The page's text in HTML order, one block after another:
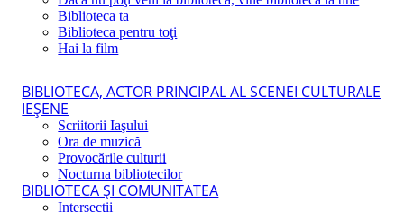
Biblioteca ta
Biblioteca pentru toţi
Hai la film
BIBLIOTECA, ACTOR PRINCIPAL AL SCENEI CULTURALE
IEŞENE
Scriitorii Iaşului
Ora de muzică
Provocările culturii
Nocturna bibliotecilor
BIBLIOTECA ŞI COMUNITATEA
Intersecţii